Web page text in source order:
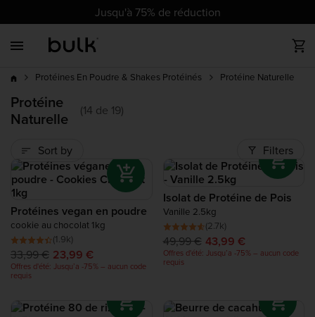
ch euukieeu uk ie es esfr
Jusqu'à 75% de réduction
Meilleures ventes
Nouveaux produits
Déstockage
Toutes les Protéines
Protéine Whey
Collagene Protéine Tendance
Mass Gainers
Protéine de Boeuf Nouveauté
Tout Vegan
Protéine Vegan en Poudre
Barres protéinées Vegan
Complete Food Shake
Vitamines
Minéraux
Nutrition Sportive
Pre-Workout
Acides Aminés
Glucides
Santé et Bien-Être
Complete Food Shake
Tout Régime
Shakes de Régime
Alimentation
Beurre de Noix
Accessoires
Vêtements
Protéines En Poudre & Shakes Protéinés Protéine Naturelle
Protéine
Naturelle
(14 de 19)
Sort by Filters
Protéines vegan en poudre
cookie au chocolat 1kg
(1.9k)
33,99 € 23,99 €
Offres d'été: Jusqu’a -75% – aucun code
requis
Isolat de Protéine de Pois
Vanille 2.5kg
(2.7k)
49,99 € 43,99 €
Offres d'été: Jusqu’a -75% – aucun code
requis